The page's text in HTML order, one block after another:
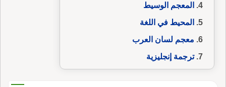
المعجم الوسيط
المحيط في اللغة
معجم لسان العرب
ترجمة إنجليزية